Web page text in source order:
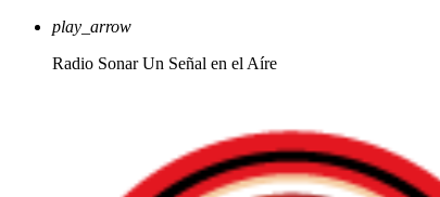
play_arrow
Radio Sonar Un Señal en el Aíre